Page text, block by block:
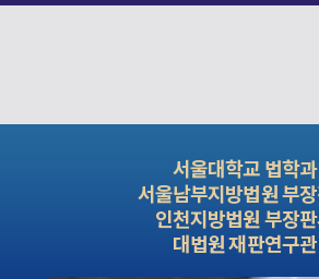
서울대학교 법학과
서울남부지방법원 부
인천지방법원 부장
대법원 재판연구관